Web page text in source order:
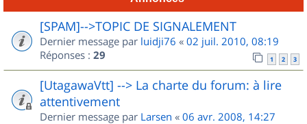
[SPAM]-->TOPIC DE SIGNALEMENT
Dernier message par luidji76 « 02 juil. 2010, 08:19
Réponses : 29 1 2 3
[UtagawaVtt] --> La charte du forum: à lire
attentivement
Dernier message par Larsen « 06 avr. 2008, 14:27